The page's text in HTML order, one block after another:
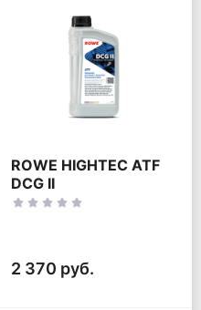
ROWE HIGHTEC ATF
DCG II
2 370 руб.